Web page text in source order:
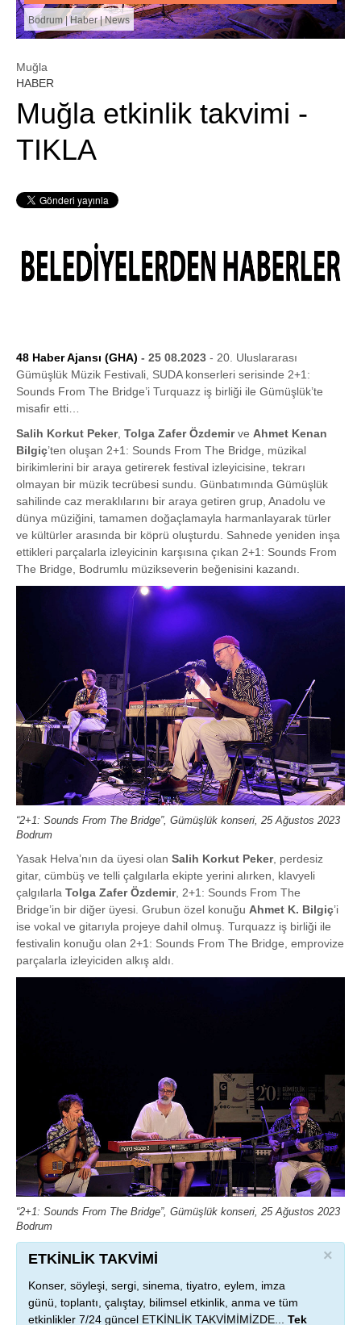
Bodrum | Haber | News
Muğla
HABER
Muğla etkinlik takvimi -
TIKLA
48 Haber Ajansı (GHA) - 25 08.2023 - 20. Uluslararası
Gümüşlük Müzik Festivali, SUDA konserleri serisinde 2+1:
Sounds From The Bridge’i Turquazz iş birliği ile Gümüşlük’te
misafir etti…
Salih Korkut Peker, Tolga Zafer Özdemirve Ahmet Kenan
Bilgiç’ten oluşan 2+1: Sounds From The Bridge, müzikal
birikimlerini bir araya getirerek festival izleyicisine, tekrarı
olmayan bir müzik tecrübesi sundu. Günbatımında Gümüşlük
sahilinde caz meraklılarını bir araya getiren grup, Anadolu ve
dünya müziğini, tamamen doğaçlamayla harmanlayarak türler
ve kültürler arasında bir köprü oluşturdu. Sahnede yeniden inşa
ettikleri parçalarla izleyicinin karşısına çıkan 2+1: Sounds From
The Bridge, Bodrumlu müzikseverin beğenisini kazandı.
“2+1: Sounds From The Bridge”, Gümüşlük konseri, 25 Ağustos 2023
Bodrum
Yasak Helva’nın da üyesi olan Salih Korkut Peker, perdesiz
gitar, cümbüş ve telli çalgılarla ekipte yerini alırken, klavyeli
çalgılarla Tolga Zafer Özdemir, 2+1: Sounds From The
Bridge’in bir diğer üyesi. Grubun özel konuğu Ahmet K. Bilgiç’i
ise vokal ve gitarıyla projeye dahil olmuş. Turquazz iş birliği ile
festivalin konuğu olan 2+1: Sounds From The Bridge, emprovize
parçalarla izleyiciden alkış aldı.
“2+1: Sounds From The Bridge”, Gümüşlük konseri, 25 Ağustos 2023
Bodrum
×
ETKİNLİK TAKVİMİ
Konser, söyleşi, sergi, sinema, tiyatro, eylem, imza
günü, toplantı, çalıştay, bilimsel etkinlik, anma ve tüm
etkinlikler 7/24 güncel ETKİNLİK TAKVİMİMİZDE... Tek